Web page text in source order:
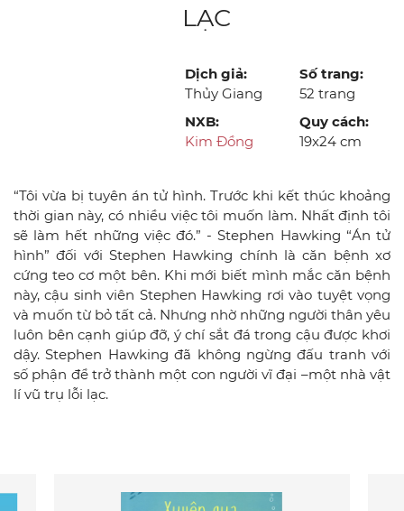
LẠC
Dịch giả:
Thủy Giang
Số trang:
52 trang
NXB:
Kim Đồng
Quy cách:
19x24 cm
“Tôi vừa bị tuyên án tử hình. Trước khi kết thúc khoảng
thời gian này, có nhiều việc tôi muốn làm. Nhất định tôi
sẽ làm hết những việc đó.” - Stephen Hawking “Án tử
hình” đối với Stephen Hawking chính là căn bệnh xơ
cứng teo cơ một bên. Khi mới biết mình mắc căn bệnh
này, cậu sinh viên Stephen Hawking rơi vào tuyệt vọng
và muốn từ bỏ tất cả. Nhưng nhờ những người thân yêu
luôn bên cạnh giúp đỡ, ý chí sắt đá trong cậu được khơi
dậy. Stephen Hawking đã không ngừng đấu tranh với
số phận để trở thành một con người vĩ đại –một nhà vật
lí vũ trụ lỗi lạc.